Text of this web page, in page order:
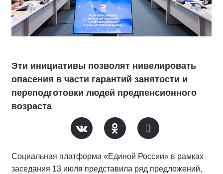
Эти инициативы позволят нивелировать
опасения в части гарантий занятости и
переподготовки людей предпенсионного
возраста
Социальная платформа «Единой России» в рамках
заседания 13 июля представила ряд предложений,